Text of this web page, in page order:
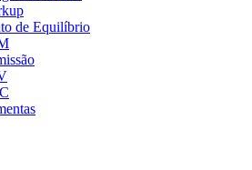
de Equilíbrio